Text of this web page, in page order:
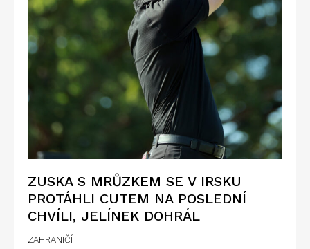
ZUSKA S MRŮZKEM SE V IRSKU
PROTÁHLI CUTEM NA POSLEDNÍ
CHVÍLI, JELÍNEK DOHRÁL
ZAHRANIČÍ